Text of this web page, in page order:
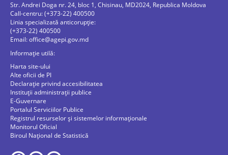
Str. Andrei Doga nr. 24, bloc 1, Chisinau, MD2024, Republica Moldova
Call-centru: (+373-22) 400500
Linia specializată anticorupție:
(+373-22) 400500
Email:office@agepi.gov.md
Informație utilă:
Harta site-ului
Alte oficii de PI
Declarație privind accesibilitatea
Instituții administrații publice
E-Guvernare
Portalul Serviciilor Publice
Registrul resurselor și sistemelor informaționale
Monitorul Oficial
Biroul Naţional de Statistică